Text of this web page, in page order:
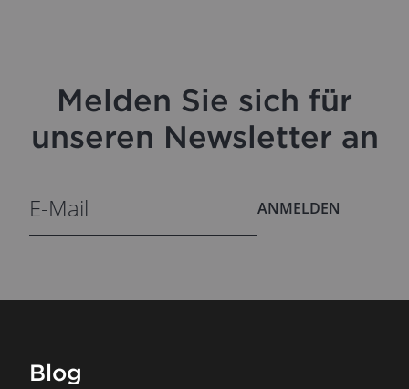
Melden Sie sich für
unseren Newsletter an
ANMELDEN
Blog